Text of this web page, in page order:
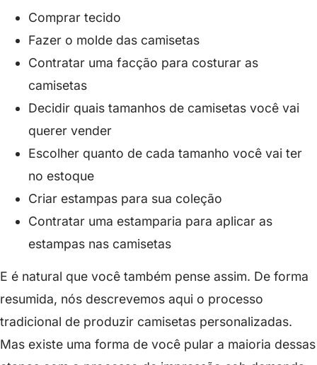
Comprar tecido
Fazer o molde das camisetas
Contratar uma facção para costurar as
camisetas
Decidir quais tamanhos de camisetas você vai
querer vender
Escolher quanto de cada tamanho você vai ter
no estoque
Criar estampas para sua coleção
Contratar uma estamparia para aplicar as
estampas nas camisetas
E é natural que você também pense assim. De forma
resumida, nós descrevemos aqui o processo
tradicional de produzir camisetas personalizadas.
Mas existe uma forma de você pular a maioria dessas